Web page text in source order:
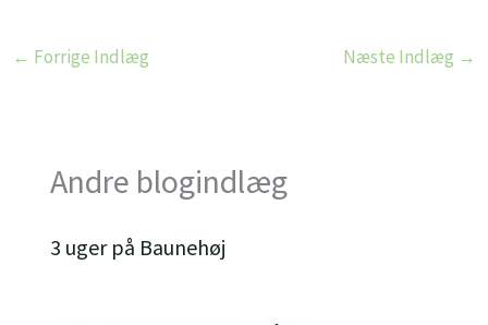
← Forrige Indlæg Næste Indlæg →
Andre blogindlæg
3 uger på Baunehøj